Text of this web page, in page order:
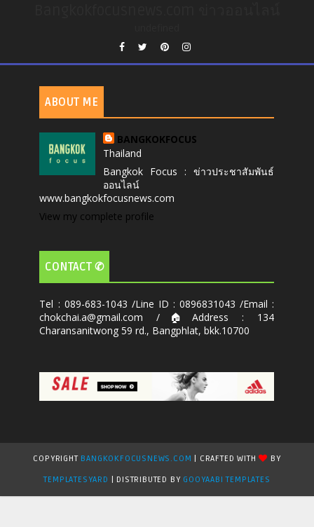
ABOUT ME
BANGKOKFOCUS
Thailand
Bangkok Focus : ข่าวประชาสัมพันธ์
ออนไลน์
www.bangkokfocusnews.com
View my complete profile
CONTACT ✆
Tel : 089-683-1043 /Line ID : 0896831043 /Email :
chokchai.a@gmail.com /🏠Address : 134
Charansanitwong 59 rd., Bangphlat, bkk.10700
COPYRIGHT BANGKOKFOCUSNEWS.COM | CRAFTED WITH
BY
TEMPLATESYARD
| DISTRIBUTED BY GOOYAABI TEMPLATES